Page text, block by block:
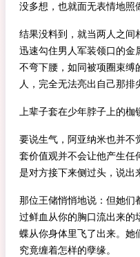
没多想，也就面无表情地照
结果没料到，就当两人之间
迅速勾住男人军装领口的金
不弯下腰，如同被项圈束缚
人，完全无法亮出自己那排
上辈子套在少年脖子上的枷
要说生气，阿亚纳米也并不
套价值观并不会让他产生任
是对方接下来侧过头，说出
那位王储悄悄地说：但她们
过鲜血从你的胸口流出来的
蝶从你身体里飞了出来。她
究竟缠着怎样的孽缘。